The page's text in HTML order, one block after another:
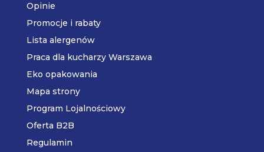
Opinie
Promocje i rabaty
Lista alergenów
Praca dla kucharzy Warszawa
Eko opakowania
Mapa strony
Program Lojalnościowy
Oferta B2B
Regulamin